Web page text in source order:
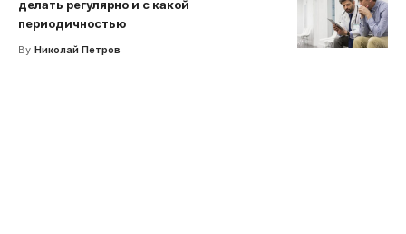
делать регулярно и с какой
периодичностью
By Николай Петров